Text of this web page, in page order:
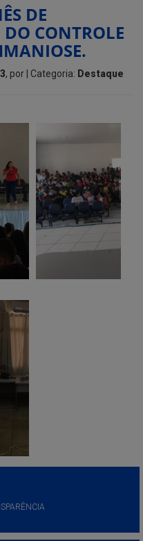
DE
CONTROLE
, por | Categoria: Destaque